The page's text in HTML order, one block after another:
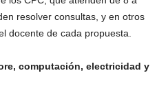
resolver consultas, y en otros
docente de cada propuesta.
computación, electricidad y